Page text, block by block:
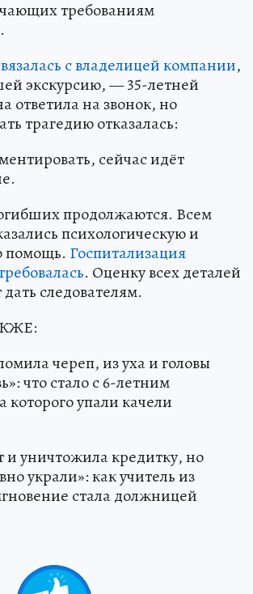
требованиям
с владелицей компании,
экскурсию, — 35-летней
на звонок, но
трагедию отказалась:
сейчас идёт
продолжаются. Всем
психологическую и
помощь. Госпитализация
. Оценку всех деталей
следователям.
череп, из уха и головы
что стало с 6-летним
которого упали качели
и уничтожила кредитку, но
украли»: как учитель из
стала должницей